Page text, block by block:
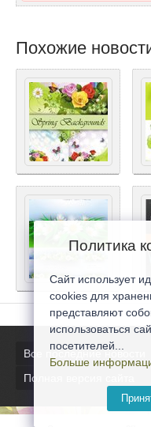
Похожие
Все последние новости
Полная версия сайта
Политика
Сайт использует
cookies для
представляют
использоваться
посетителей...
Больше